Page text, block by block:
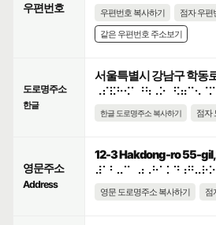
우편번호 우편번호 복사하기 점자 우편
같은 우편번호 주소보기
도로명주소
한글
서울특별시 강남구 학동
한글 도로명주소 복사하기 점자
영문주소
Address
12-3 Hakdong-ro 55-
영문 도로명주소 복사하기 점